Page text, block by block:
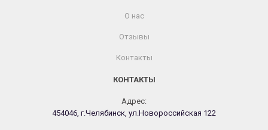
О нас
Отзывы
Контакты
КОНТАКТЫ
Адрес:
454046, г.Челябинск, ул.Новороссийская 122